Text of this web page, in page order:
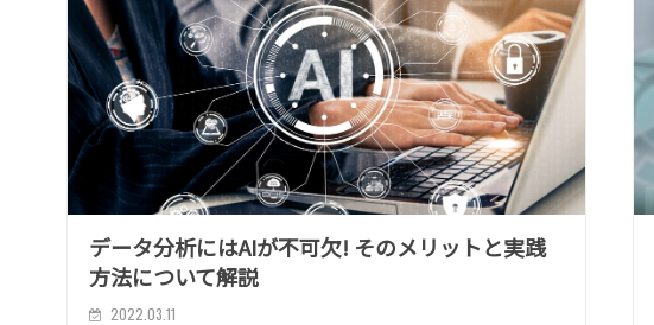
データ分析にはAIが不可欠! そのメリットと実践
方法について解説
2022.03.11